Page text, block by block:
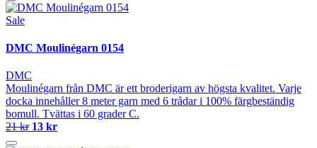
Sale
DMC Moulinégarn 0154
DMC
Moulinégarn från DMC är ett broderigarn av högsta kvalitet. Varje
docka innehåller 8 meter garn med 6 trådar i 100% färgbeständig
bomull. Tvättas i 60 grader C.
21 kr 13 kr